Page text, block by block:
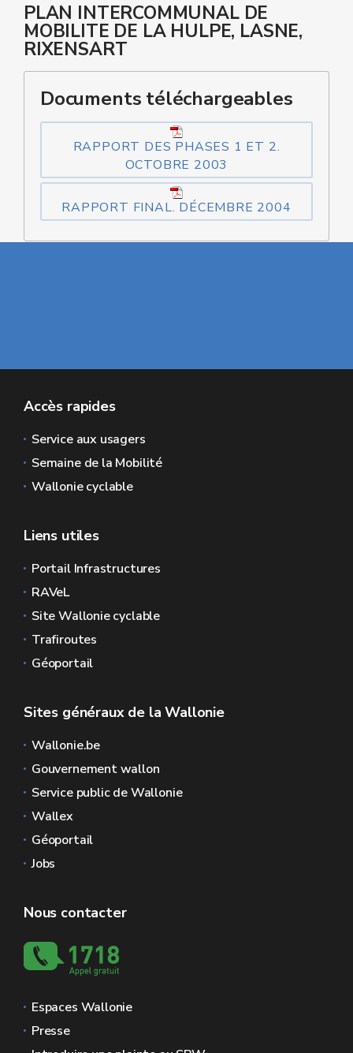
PLAN INTERCOMMUNAL DE
MOBILITE DE LA HULPE, LASNE,
RIXENSART
Documents téléchargeables
RAPPORT DES PHASES 1 ET 2.
OCTOBRE 2003
RAPPORT FINAL. DÉCEMBRE 2004
Accès rapides
Service aux usagers
Semaine de la Mobilité
Wallonie cyclable
Liens utiles
Portail Infrastructures
RAVeL
Site Wallonie cyclable
Trafiroutes
Géoportail
Sites généraux de la Wallonie
Wallonie.be
Gouvernement wallon
Service public de Wallonie
Wallex
Géoportail
Jobs
Nous contacter
Espaces Wallonie
Presse